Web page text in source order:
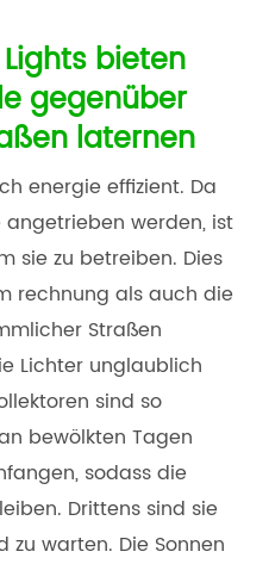
bieten
gegenüber
laternen
energie effizient. Da
werden, ist
sie zu betreiben. Dies
rechnung als auch die
Straßen
Lichter unglaublich
sind so
bewölkten Tagen
sodass die
Drittens sind sie
warten. Die Sonnen